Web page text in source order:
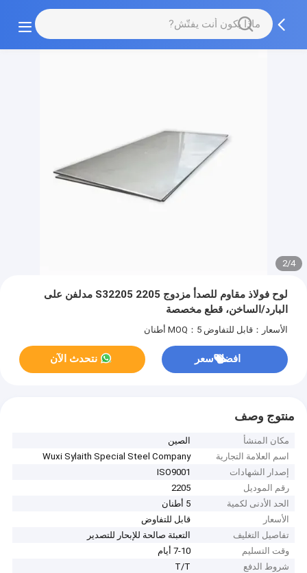
2/4
لوح فولاذ مقاوم للصدأ مزدوج 2205 S32205 مدلفن على
البارد/الساخن، قطع مخصصة
الأسعار：قابل للتفاوض MOQ：5 أطنان
افضل سعر نتحدث الآن
منتوج وصف
مكان المنشأ
الصين
اسم العلامة التجارية
Wuxi Sylaith Special Steel Company
إصدار الشهادات
ISO9001
رقم الموديل
2205
الحد الأدنى لكمية
5 أطنان
الأسعار
قابل للتفاوض
تفاصيل التغليف
التعبئة صالحة للإبحار للتصدير
وقت التسليم
7-10 أيام
شروط الدفع
T/T